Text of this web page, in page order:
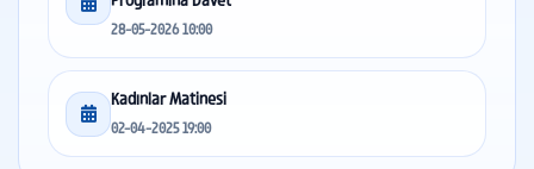
28-05-2026 10:00
Kadınlar Matinesi
02-04-2025 19:00